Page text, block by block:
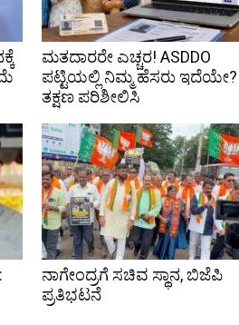
ಮತದಾರರೇ ಎಚ್ಚರ! ASDDO
ಪಟ್ಟಿಯಲ್ಲಿ ನಿಮ್ಮ ಹೆಸರು ಇದೆಯೇ?
ತಕ್ಷಣ ಪರಿಶೀಲಿಸಿ
ನಾಗೇಂದ್ರಗೆ ಸಚಿವ ಸ್ಥಾನ, ಬಿಜೆಪಿ
ಪ್ರತಿಭಟನೆ